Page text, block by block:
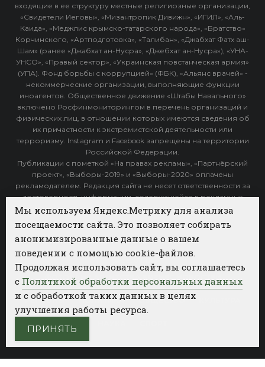
входящие в ее структуру местные религиозные организации,
«Свидетели Иеговы», «Мизантропик Дивижн», «ИГИЛ», «Аль-
Каида», «Меджлис крымско-татарского народа», «Братство»
Корчинского, «Артподготовка», «Талибан», «Джабхат Фатх аш-
Шам» (ранее «Джабхат ан-Нусра», «Джебхат ан-Нусра»), «УНА-
УНСО», «Правый сектор», «Украинская повстанческая армия»
(УПА). Фонд борьбы с коррупцией» (ФБК), «Альянс врачей» -
некоммерческие организации, выполняющие функции
иноагентов. Общественное движение «Штабы Навального»
включено Росфинмониторингом в перечень организаций и
физических лиц, в отношении которых имеются сведения об
их причастности к экстремистской деятельности или
терроризму. Instagram и Facebook запрещены на территории
Российской Федерации.
Публикации с пометкой «На правах рекламы», «Партнёрский
проект», «Выборы-2019» и «Выборы-2020» оплачены
рекламодателем. Редакция сайта не несет ответственности за
достоверность информации, содержащейся в рекламных
объявлениях.
ФОТОБАНК АГЕНТСТВА БИЗНЕС НОВОСТЕЙ
РЕГИОНЫ ПОЛИТИКА ОБЩЕСТВО
Мы используем Яндекс.Метрику для анализа
посещаемости сайта. Это позволяет собирать
анонимизированные данные о вашем
поведении с помощью cookie-файлов.
Продолжая использовать сайт, вы соглашаетесь
с Политикой обработки персональных данных
и с обработкой таких данных в целях
улучшения работы ресурса.
ПРИНЯТЬ